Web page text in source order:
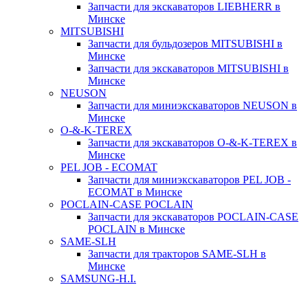
Запчасти для экскаваторов LIEBHERR в
Минске
MITSUBISHI
Запчасти для бульдозеров MITSUBISHI в
Минске
Запчасти для экскаваторов MITSUBISHI в
Минске
NEUSON
Запчасти для миниэкскаваторов NEUSON в
Минске
O-&-K-TEREX
Запчасти для экскаваторов O-&-K-TEREX в
Минске
PEL JOB - ECOMAT
Запчасти для миниэкскаваторов PEL JOB -
ECOMAT в Минске
POCLAIN-CASE POCLAIN
Запчасти для экскаваторов POCLAIN-CASE
POCLAIN в Минске
SAME-SLH
Запчасти для тракторов SAME-SLH в
Минске
SAMSUNG-H.I.